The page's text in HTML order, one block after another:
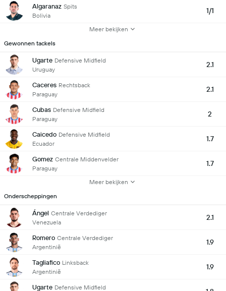
Algaranaz Spits
Bolivia
1/1
Meer bekijken
Gewonnen tackels
Ugarte Defensive Midfield
Uruguay
2.1
Caceres Rechtsback
Paraguay
2.1
Cubas Defensive Midfield
Paraguay
2
Caicedo Defensive Midfield
Ecuador
1.7
Gomez Centrale Middenvelder
Paraguay
1.7
Meer bekijken
Onderscheppingen
Ángel Centrale Verdediger
Venezuela
2.1
Romero Centrale Verdediger
Argentinië
1.9
Tagliafico Linksback
Argentinië
1.9
Ugarte Defensive Midfield